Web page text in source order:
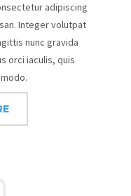
adipiscing
Integer volutpat
nunc gravida
orci iaculis, quis